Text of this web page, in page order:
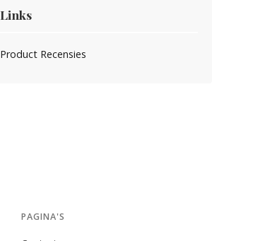
Links
Product Recensies
PAGINA'S